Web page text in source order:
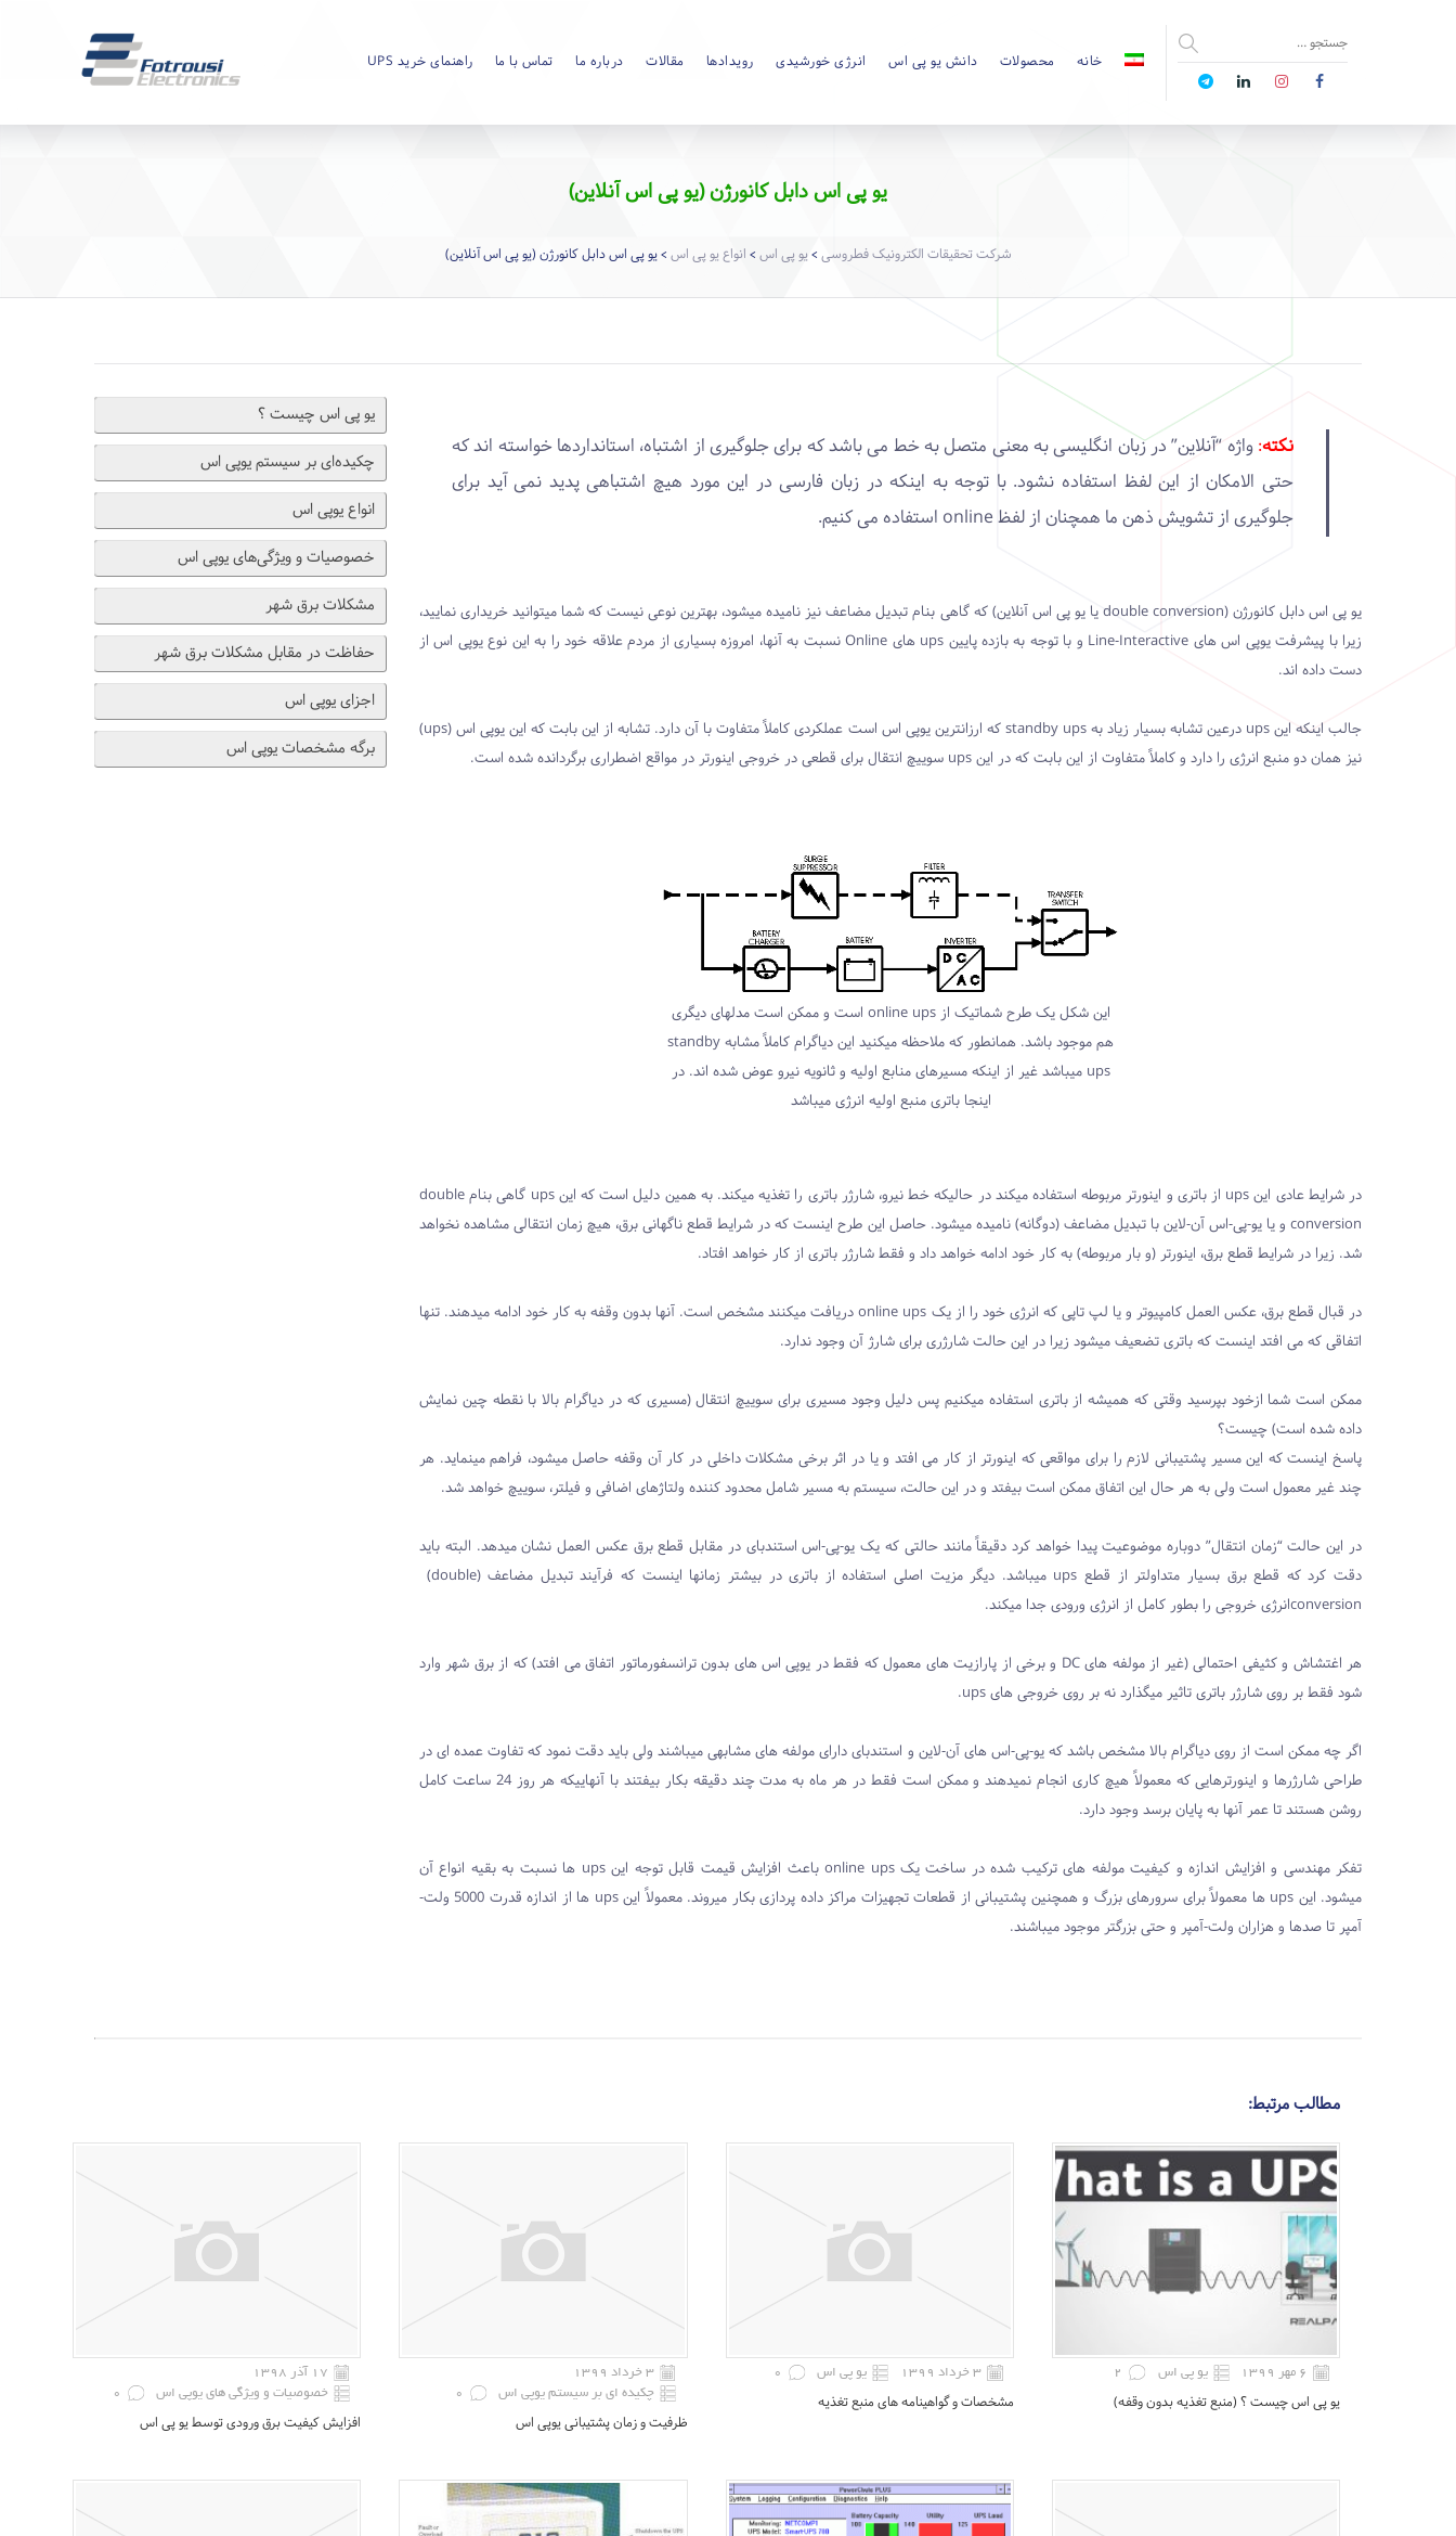
خانه محصولات دانش یو پی اس انرژی خورشیدی رویدادها مقالات درباره ما تماس با ما راهنمای خرید UPS
یو پی اس دابل کانورژن (یو پی اس آنلاین)
شرکت تحقیقات الکترونیک فطروسی >یو پی اس > انواع یو پی اس >یو پی اس دابل کانورژن (یو پی اس آنلاین)
یو ‌پی اس چیست ؟
چکیده‌ای بر سیستم یوپی اس
انواع یوپی اس
خصوصیات و ویژگی‌های یوپی اس
مشکلات برق شهر
حفاظت در مقابل مشکلات برق شهر
اجزای یوپی اس
برگه مشخصات یوپی اس
نکته:واژه “آنلاین” در زبان انگلیسی به معنی متصل به خط می باشد که برای جلوگیری از اشتباه، استانداردها خواسته اند که
حتی الامکان از این لفظ استفاده نشود. با توجه به اینکه در زبان فارسی در این مورد هیچ اشتباهی پدید نمی آید برای
جلوگیری از تشویش ذهن ما همچنان از لفظ online استفاده می کنیم.
یو پی اس دابل کانورژن (double conversion یا یو پی اس آنلاین) که گاهی بنام تبدیل مضاعف نیز نامیده میشود، بهترین نوعی نیست که شما میتوانید خریداری نمایید،
زیرا با پیشرفت یوپی اس های Line-Interactive و با توجه به بازده پایین ups های Online نسبت به آنها، امروزه بسیاری از مردم علاقه خود را به این نوع یوپی اس از
دست داده اند.
جالب اینکه اینups
درعین تشابه بسیار زیاد به standby ups که ارزانترین یوپی اس است عملکردی کاملاً متفاوت با آن دارد. تشابه از این بابت که این یوپی اس (ups)
نیز همان دو منبع انرژی را دارد و کاملاً متفاوت از این بابت که در این ups سوییچ انتقال برای قطعی در خروجی اینورتر در مواقع اضطراری برگردانده شده است.
این شکل یک طرح شماتیک از online ups است و ممکن است مدلهای دیگری
هم موجود باشد. همانطور که ملاحظه میکنید این دیاگرام کاملاً مشابه standby
ups میباشد غیر از اینکه مسیرهای منابع اولیه و ثانویه نیرو عوض شده اند. در
اینجا باتری منبع اولیه انرژی میباشد
در شرایط عادی این ups از باتری و اینورتر مربوطه استفاده میکند در حالیکه خط نیرو، شارژر باتری را تغذیه میکند. به همین دلیل است که این ups گاهی بنام double
conversion و یا یو-پی-اس آن-لاین با تبدیل مضاعف (دوگانه) نامیده میشود. حاصل این طرح اینست که در شرایط قطع ناگهانی برق، هیچ زمان انتقالی مشاهده نخواهد
شد. زیرا در شرایط قطع برق، اینورتر (و بار مربوطه) به کار خود ادامه خواهد داد و فقط شارژر باتری از کار خواهد افتاد.
در قبال قطع برق، عکس العمل کامپیوتر و یا لپ تاپی که انرژی خود را از یک online upsدریافت میکنند مشخص است. آنها بدون وقفه به کار خود ادامه میدهند. تنها
اتفاقی که می افتد اینست که باتری تضعیف میشود زیرا در این حالت شارژری برای شارژ آن وجود ندارد.
ممکن است شما ازخود بپرسید وقتی که همیشه از باتری استفاده میکنیم پس دلیل وجود مسیری برای سوییچ انتقال (مسیری که در دیاگرام بالا با نقطه چین نمایش
داده شده است) چیست؟
پاسخ اینست که این مسیر پشتیبانی لازم را برای مواقعی که اینورتر از کار می افتد و یا در اثر برخی مشکلات داخلی در کار آن وقفه حاصل میشود، فراهم مینماید. هر
چند غیر معمول است ولی به هر حال این اتفاق ممکن است بیفتد و در این حالت، سیستم به مسیر شامل محدود کننده ولتاژهای اضافی و فیلتر، سوییچ خواهد شد.
در این حالت “زمان انتقال” دوباره موضوعیت پیدا خواهد کرد دقیقاً مانند حالتی که یک یو-پی-اس استندبای در مقابل قطع برق عکس العمل نشان میدهد. البته باید
دقت کرد که قطع برق بسیار متداولتر از قطع ups میباشد. دیگر مزیت اصلی استفاده از باتری در بیشتر زمانها اینست که فرآیند تبدیل مضاعف ((double
conversionانرژی خروجی را بطور کامل از انرژی ورودی جدا میکند.
هر اغتشاش و کثیفی احتمالی (غیر از مولفه هایDC و برخی از پارازیت های معمول که فقط در یوپی اس های بدون ترانسفورماتور اتفاق می افتد) که از برق شهر وارد
شود فقط بر روی شارژر باتری تاثیر میگذارد نه بر روی خروجی های ups.
اگر چه ممکن است از روی دیاگرام بالا مشخص باشد که یو-پی-اس های آن-لاین و استندبای دارای مولفه های مشابهی میباشند ولی باید دقت نمود که تفاوت عمده ای در
طراحی شارژرها و اینورترهایی که معمولاً هیچ کاری انجام نمیدهند و ممکن است فقط در هر ماه به مدت چند دقیقه بکار بیفتند با آنهاییکه هر روز 24 ساعت کامل
روشن هستند تا عمر آنها به پایان برسد وجود دارد.
تفکر مهندسی و افزایش اندازه و کیفیت مولفه های ترکیب شده در ساخت یکonline upsباعث افزایش قیمت قابل توجه اینups ها نسبت به بقیه انواع آن
میشود. این ups ها معمولاً برای سرورهای بزرگ و همچنین پشتیبانی از قطعات تجهیزات مراکز داده پردازی بکار میروند. معمولاً اینups
ها از اندازه قدرت 5000 ولت-
آمپر تا صدها و هزاران ولت-آمپر و حتی بزرگتر موجود میباشند.
مطالب مرتبط:
۶ مهر ۱۳۹۹ یو پی اس 2
یو ‌پی اس چیست ؟ (منبع تغذیه بدون وقفه)
۳ خرداد ۱۳۹۹ یو پی اس 0
مشخصات و گواهینامه های منبع تغذیه
۳ خرداد ۱۳۹۹
چکیده ای بر سیستم یوپی اس
0
ظرفیت و زمان پشتیبانی یوپی اس
۱۷ آذر ۱۳۹۸
خصوصیات و ویژگی های یوپی اس
0
افزایش کیفیت برق ورودی توسط یو پی اس